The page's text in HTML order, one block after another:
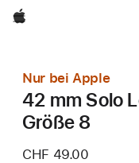
Apple
Nur bei Apple
42 mm Solo
Größe 8
CHF 49.00